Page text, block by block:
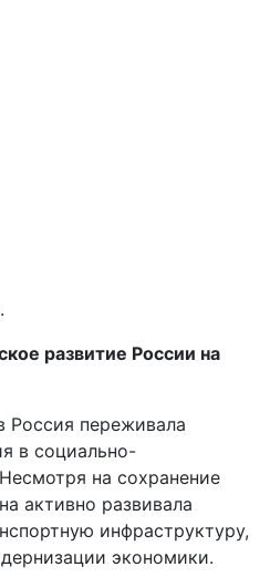
развитие России на
Россия переживала
в социально-
на сохранение
активно развивала
инфраструктуру,
экономики.